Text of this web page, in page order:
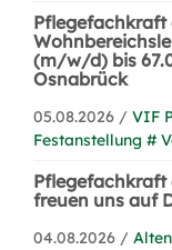
Pflegefachkraft
(m/w/d) bis
Osnabrück
05.08.2026 / VIF
Festanstellung #
freuen uns auf
04.08.2026 /